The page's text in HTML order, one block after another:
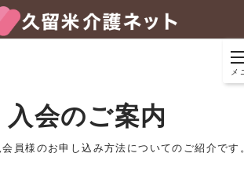
メ
入会のご案内
員様のお申し込み方法についてのご紹介です